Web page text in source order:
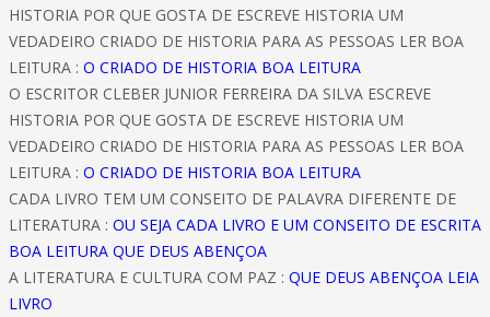
HISTORIA POR QUE GOSTA DE ESCREVE HISTORIA UM
VEDADEIRO CRIADO DE HISTORIA PARA AS PESSOAS LER BOA
LEITURA : O CRIADO DE HISTORIA BOA LEITURA
O ESCRITOR CLEBER JUNIOR FERREIRA DA SILVA ESCREVE
HISTORIA POR QUE GOSTA DE ESCREVE HISTORIA UM
VEDADEIRO CRIADO DE HISTORIA PARA AS PESSOAS LER BOA
LEITURA : O CRIADO DE HISTORIA BOA LEITURA
CADA LIVRO TEM UM CONSEITO DE PALAVRA DIFERENTE DE
LITERATURA : OU SEJA CADA LIVRO E UM CONSEITO DE ESCRITA
BOA LEITURA QUE DEUS ABENÇOA
A LITERATURA E CULTURA COM PAZ : QUE DEUS ABENÇOA LEIA
LIVRO